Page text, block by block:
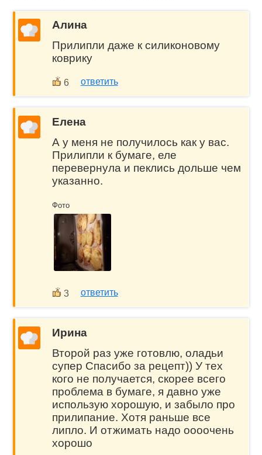
Алина
Прилипли даже к силиконовому
коврику
6 ответить
Елена
А у меня не получилось как у вас.
Прилипли к бумаге, еле
перевернула и пеклись дольше чем
указанно.
Фото
3 ответить
Ирина
Второй раз уже готовлю, оладьи
супер Спасибо за рецепт)) У тех
кого не получается, скорее всего
проблема в бумаге, я давно уже
использую хорошую, и забыло про
прилипание. Хотя раньше все
липло. И отжимать надо оооочень
хорошо